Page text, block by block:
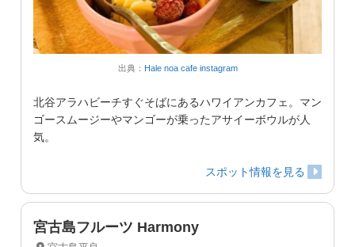
出典： Hale noa cafe instagram
北谷アラハビーチすぐそばにあるハワイアンカフェ。マン
ゴースムージーやマンゴーが乗ったアサイーボウルが人
気。
スポット情報を見る
宮古島フルーツ Harmony